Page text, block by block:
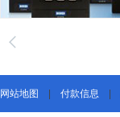
网站地图 付款信息